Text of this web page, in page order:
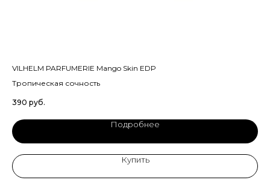
VILHELM PARFUMERIE Mango Skin EDP
Тропическая сочность
390 руб.
Подробнее
Купить